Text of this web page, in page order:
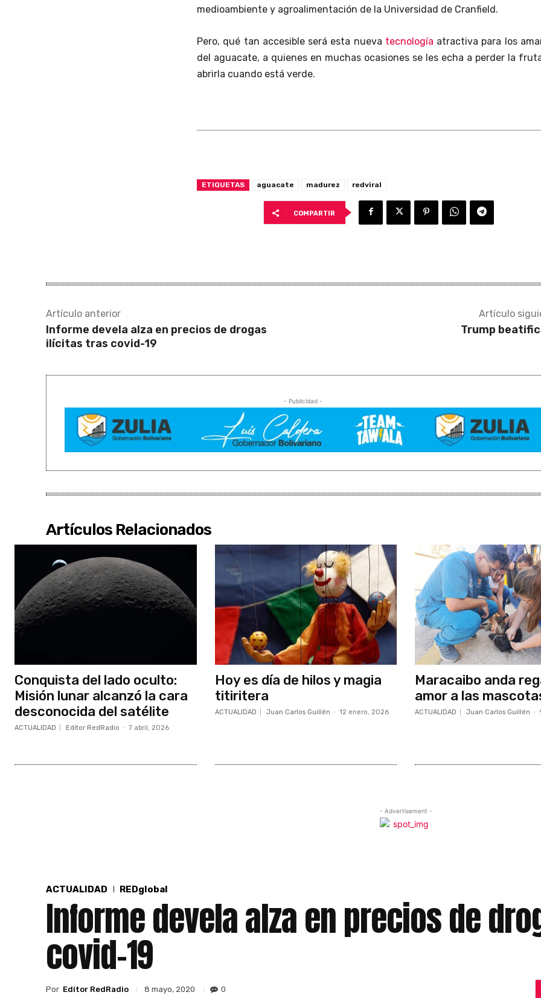
medioambiente y agroalimentación de la Universidad de Cranfield.
Pero, qué tan accesible será esta nueva tecnología atractiva para los
del aguacate, a quienes en muchas ocasiones se les echa a perder la
abrirla cuando está verde.
ETIQUETAS aguacate madurez redviral
COMPARTIR
Artículo anterior
Informe devela alza en precios de drogas
ilícitas tras covid-19
Artículo
Trump
- Publicidad -
Artículos Relacionados
Conquista del lado oculto:
Misión lunar alcanzó la cara
desconocida del satélite
ACTUALIDAD Editor RedRadio - 7 abril, 2026
Hoy es día de hilos y magia
titiritera
ACTUALIDAD Juan Carlos Guillén - 12 enero, 2026
Maracaibo anda
amor a las
ACTUALIDAD Juan Carlos Guillén -
- Advertisement -